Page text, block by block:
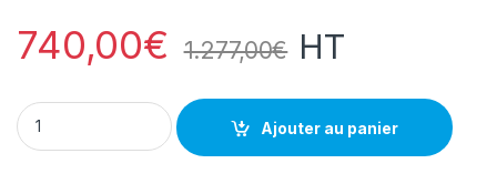
740,00€ 1.277,00€ HT
Table Top Négatif quantity
Ajouter au panier